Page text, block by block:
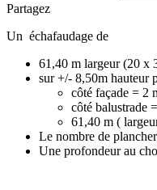
Partagez
Un échafaudage de
61,40 m largeur (20 x
sur +/- 8,50m hauteur
côté façade = 2
côté balustrade
61,40 m (
Le nombre de
Une profondeur au